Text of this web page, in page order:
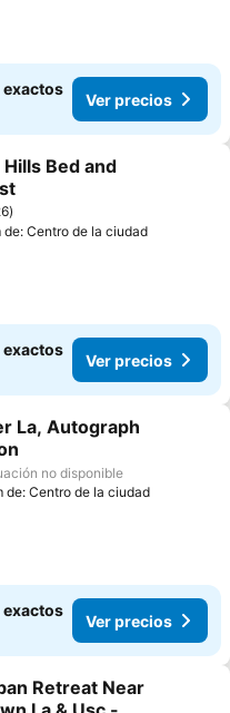
exactos
Ver precios
a favoritos
Bed and
de: Centro de la ciudad
exactos
Ver precios
a favoritos
La, Autograph
no disponible
de: Centro de la ciudad
exactos
Ver precios
a favoritos
Retreat Near